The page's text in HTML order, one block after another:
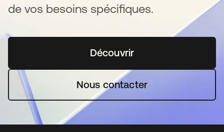
de vos besoins spécifiques.
Découvrirs’ouvre dans un nouvel
Nous contacter